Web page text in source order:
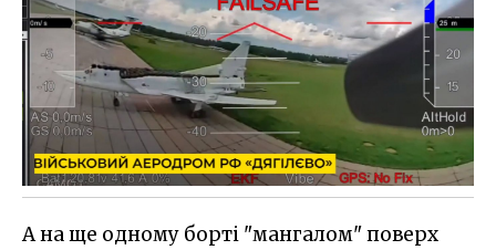
А на ще одному борті "мангалом" поверх